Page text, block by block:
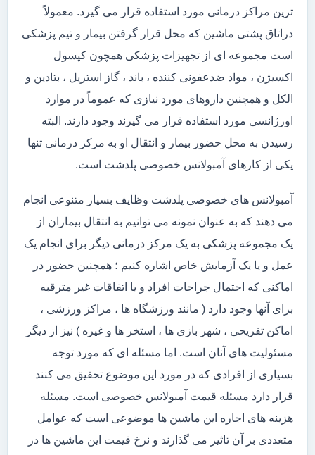
ترین مراکز درمانی مورد استفاده قرار می گیرد. معمولاً
دراتاق پشتی ماشین که محل قرار گرفتن بیمار و تیم پزشکی
است مجموعه ای از تجهیزات پزشکی همچون کپسول
اکسیژن ، مواد ضدعفونی کننده ، باند ، گاز استریل ، بتادین و
الکل و همچنین داروهای مورد نیازی که عموماً در موارد
اورژانسی مورد استفاده قرار می گیرند وجود دارند. البته
رسیدن به محل حضور بیمار و انتقال او به مرکز درمانی تنها
یکی از کارهای آمبولانس خصوصی پلدشت است.
آمبولانس های خصوصی پلدشت وظایف بسیار متنوعی انجام
می دهند که به عنوان نمونه می توانیم به انتقال بیماران از
یک مجموعه پزشکی به یک مرکز درمانی دیگر برای انجام یک
عمل و یا یک آزمایش خاص اشاره کنیم ؛ همچنین حضور در
اماکنی که احتمال جراحات افراد و یا اتفاقات غیر مترقبه
برای آنها وجود دارد ( مانند ورزشگاه ها ، مراکز ورزشی ،
اماکن تفریحی ، شهر بازی ها ، استخر ها و غیره ) نیز از دیگر
مسئولیت های آنان است. اما مسئله ای که مورد توجه
بسیاری از افرادی که در مورد این موضوع تحقیق می کنند
قرار دارد مسئله قیمت آمبولانس خصوصی است. مسئله
هزینه های اجاره این ماشین ها موضوعی است که عوامل
متعددی بر آن تاثیر می گذارند و نرخ قیمت این ماشین ها در